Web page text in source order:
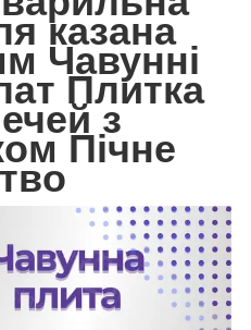
казана
Чавунні
Плитка
з
Пічне